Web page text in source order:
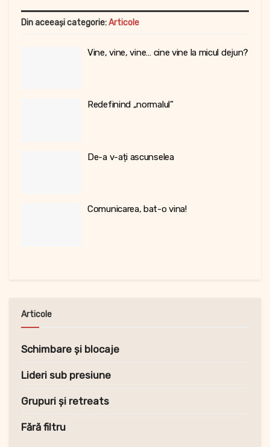
Din aceeași categorie:Articole
Vine, vine, vine… cine vine la micul dejun?
Redefinind „normalul”
De-a v-ați ascunselea
Comunicarea, bat-o vina!
Articole
Schimbare și blocaje
Lideri sub presiune
Grupuri și retreats
Fără filtru